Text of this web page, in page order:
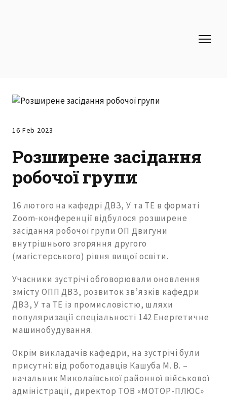
16 Feb 2023
Розширене засідання
робочої групи
16 лютого на кафедрі ДВЗ, У та ТЕ в форматі
Zoom-конференції відбулося розширене
засідання робочої групи ОП Двигуни
внутрішнього згоряння другого
(магістерського) рівня вищої освіти.
Учасники зустрічі обговорювали оновлення
змісту ОПП ДВЗ, розвиток зв’язків кафедри
ДВЗ, У та ТЕ із промисловістю, шляхи
популяризації спеціальності 142 Енергетичне
машинобудування.
Окрім викладачів кафедри, на зустрічі були
присутні: від роботодавців Кашуба М. В. –
начальник Миколаївської районної військової
адміністрації, директор ТОВ «МОТОР-ПЛЮС»